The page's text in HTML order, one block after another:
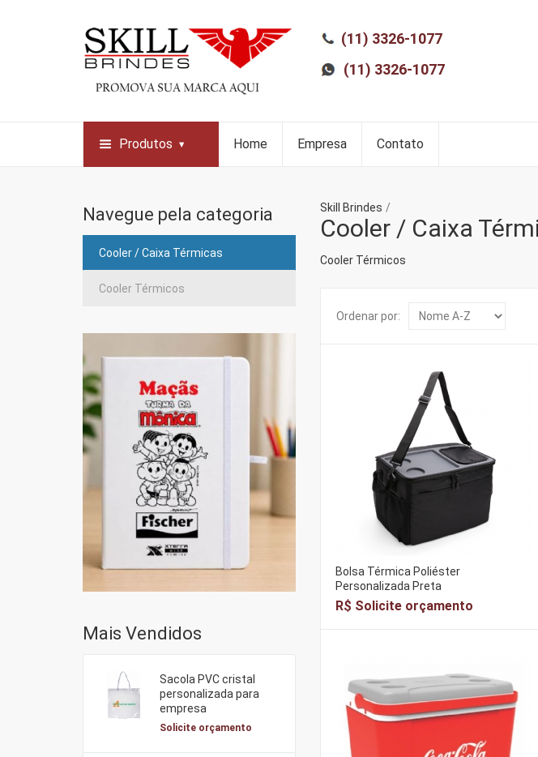
(11) 3326-1077
(11) 3326-1077
Produtos Home Empresa Contato
Navegue pela categoria
Cooler / Caixa Térmicas
Cooler Térmicos
Mais Vendidos
Sacola PVC cristal
personalizada para
empresa
Solicite orçamento
Skill Brindes
Cooler / Caixa
Cooler Térmicos
Ordenar por:
Bolsa Térmica Poliéster
Personalizada Preta
R$ Solicite orçamento